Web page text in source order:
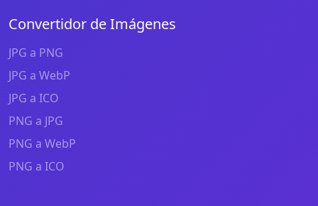
Convertidor de Imágenes
JPG a PNG
JPG a WebP
JPG a ICO
PNG a JPG
PNG a WebP
PNG a ICO